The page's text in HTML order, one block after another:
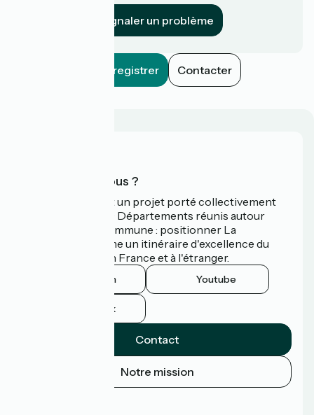
Signaler un problème
Enregistrer Contacter
Qui sommes-nous ?
La Vélodyssée est un projet porté collectivement
par 3 Régions et 9 Départements réunis autour
d'une ambition commune : positionner La
Vélodyssée comme un itinéraire d'excellence du
tourisme à vélo en France et à l'étranger.
Instagram Youtube
Facebook
Contact
Notre mission